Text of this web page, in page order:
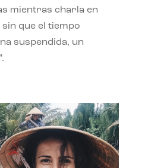
mientras charla en
que el tiempo
suspendida, un